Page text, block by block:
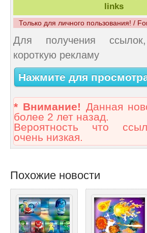
links
Только для личного пользования! /
Для получения
короткую рекламу
Нажмите для
* Внимание! Данная
более 2 лет назад.
Вероятность что
очень низкая.
Похожие новости